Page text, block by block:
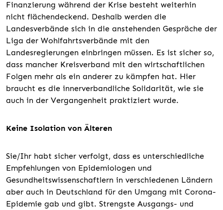
Finanzierung während der Krise besteht weiterhin
nicht flächendeckend. Deshalb werden die
Landesverbände sich in die anstehenden Gespräche der
Liga der Wohlfahrtsverbände mit den
Landesregierungen einbringen müssen. Es ist sicher so,
dass mancher Kreisverband mit den wirtschaftlichen
Folgen mehr als ein anderer zu kämpfen hat. Hier
braucht es die innerverbandliche Solidarität, wie sie
auch in der Vergangenheit praktiziert wurde.
Keine Isolation von Älteren
Sie/Ihr habt sicher verfolgt, dass es unterschiedliche
Empfehlungen von Epidemiologen und
Gesundheitswissenschaftlern in verschiedenen Ländern
aber auch in Deutschland für den Umgang mit Corona-
Epidemie gab und gibt. Strengste Ausgangs- und